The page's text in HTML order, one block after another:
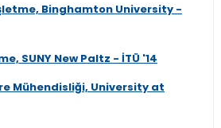
Binghamton University -
SUNY New Paltz - İTÜ '14
Mühendisliği, University at